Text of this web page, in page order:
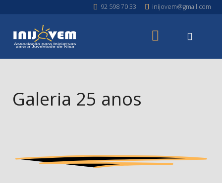
92 598 70 33 inijovem@gmail.com
Galeria 25 anos